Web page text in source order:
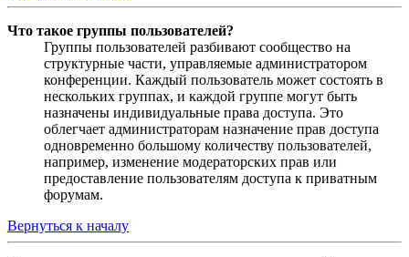
Что такое группы пользователей?
Группы пользователей разбивают сообщество на
структурные части, управляемые администратором
конференции. Каждый пользователь может состоять в
нескольких группах, и каждой группе могут быть
назначены индивидуальные права доступа. Это
облегчает администраторам назначение прав доступа
одновременно большому количеству пользователей,
например, изменение модераторских прав или
предоставление пользователям доступа к приватным
форумам.
Вернуться к началу